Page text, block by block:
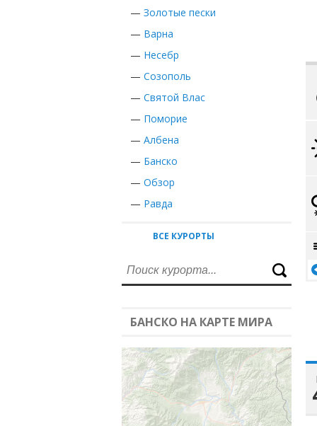
— Золотые пески
— Варна
— Несебр
— Созополь
— Святой Влас
— Поморие
— Албена
— Банско
— Обзор
— Равда
ВСЕ КУРОРТЫ
БАНСКО НА КАРТЕ МИРА